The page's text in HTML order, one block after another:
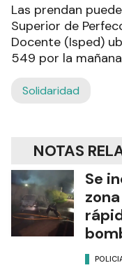
Las prendan
Superior de
Docente (Isped)
549 por la
Solidaridad
NOTAS
Se